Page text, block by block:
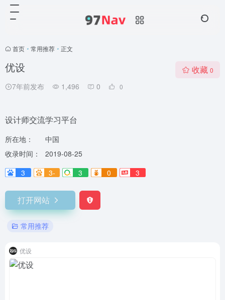
首页 • 常用推荐 • 正文
优设
7年前发布 1,496 0 0
收藏 0
设计师交流学习平台
所在地：
中国
收录时间：
2019-08-25
3
3- 3 0 3
打开网站
常用推荐
优设